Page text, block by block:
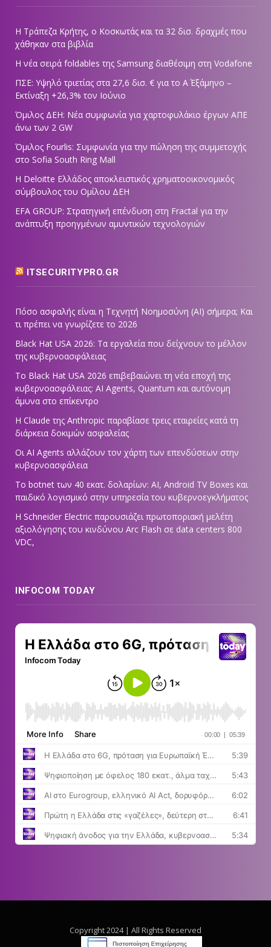
Η Τράπεζα Κρήτης, ο Κοσκωτάς και τα 32 δισ. δραχμές που
χάθηκαν στα βιβλία
Η νέα σειρά foldables της Samsung διαθέσιμη στη Vodafone
ΠΣΕ: Υψηλό τριετίας στα 27,6 δισ. € για το Α΄ Εξάμηνο –
Εκτίναξη +26,3% τον Ιούνιο
Όμιλος ΔΕΗ: Νέα συμφωνία για χαρτοφυλάκιο έργων ΑΠΕ
άνω των 2 GW
Όμιλος Fourlis: Συμφωνία για την πώληση της συμμετοχής
στο Sofia South Ring Mall
Η Deloitte Ελλάδος αποκλειστικός χρηματοοικονομικός
σύμβουλος του Ομίλου ΔΕΗ
EFA GROUP: Στρατηγική επένδυση στη Fractal για την
ανάπτυξη προηγμένων αμυντικών τεχνολογιών
ITSECURITYPRO.GR
Πόσο ασφαλής είναι η Τεχνητή Νοημοσύνη (AI) σήμερα; Και
τι πρέπει να γνωρίζετε το 2026
Black Hat USA 2026: Τα εργαλεία που δείχνουν το μέλλον
της κυβερνοασφάλειας
Το Black Hat USA 2026 επιβεβαιώνει τη νέα εποχή της
κυβερνοασφάλειας: AI Agents, Quantum και αυτόνομη
άμυνα στο επίκεντρο
Η Claude της Anthropic παραβίασε τρεις εταιρείες κατά τη
διάρκεια δοκιμών ασφαλείας
Οι AI Agents αλλάζουν τον χάρτη των επενδύσεων στην
κυβερνοασφάλεια
Το botnet των 40 εκατ. δολαρίων: AI, Android TV Boxes και
παιδικό λογισμικό στην υπηρεσία του κυβερνοεγκλήματος
Η Schneider Electric παρουσιάζει πρωτοποριακή μελέτη
αξιολόγησης του κινδύνου Arc Flash σε data centers 800
VDC,
INFOCOM TODAY
Copyright 2024 | All Rights Reserved